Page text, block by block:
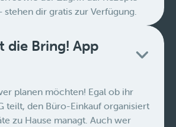
stehen dir gratis zur Verfügung.
die Bring! App
planen möchten! Egal ob ihr
teilt, den Büro-Einkauf organisiert
zu Hause managt. Auch wer